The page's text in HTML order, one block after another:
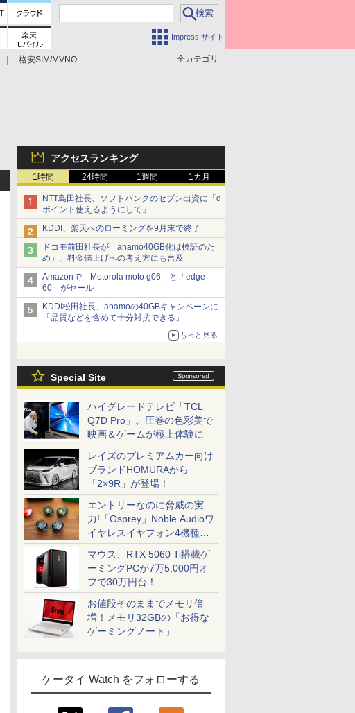
Impress サイト
全カテゴリ
格安SIM/MVNO
アクセスランキング
1時間 24時間 1週間 1カ月
NTT島田社長、ソフトバンクのセブン出資に「d
ポイント使えるようにして」
KDDI、楽天へのローミングを9月末で終了
ドコモ前田社長が「ahamo40GB化は検証のた
め」、料金値上げへの考え方にも言及
Amazonで「Motorola moto g06」と「edge
60」がセール
KDDI松田社長、ahamoの40GBキャンペーンに
「品質などを含めて十分対抗できる」
もっと見る
Special Site
ハイグレードテレビ「TCL
Q7D Pro」。圧巻の色彩美で
映画＆ゲームが極上体験に
レイズのプレミアムカー向け
ブランドHOMURAから
「2×9R」が登場！
エントリーなのに脅威の実
力!「Osprey」Noble Audioワ
イヤレスイヤフォン4機種を
一気に聴く
マウス、RTX 5060 Ti搭載ゲ
ーミングPCが7万5,000円オ
フで30万円台！
お値段そのままでメモリ倍
増！メモリ32GBの「お得な
ゲーミングノート」
ケータイ Watch をフォローする